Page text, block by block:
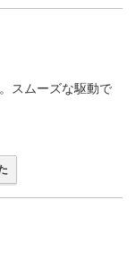
スムーズな駆動で